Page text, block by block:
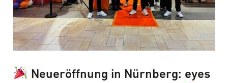
Neueröffnung in Nürnberg: eyes